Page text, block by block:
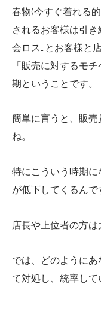
春物(今すぐ着れる
されるお客様は引
会ロス…とお客様と
「販売に対するモ
期ということです。
簡単に言うと、販
ね。
特にこういう時期
が低下してくるんで
店長や上位者の方は
では、どのように
て対処し、統率して